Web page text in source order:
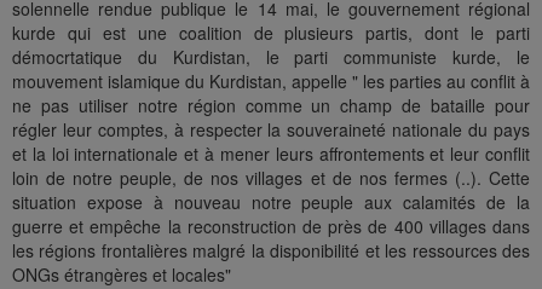
solennelle rendue publique le 14 mai, le gouvernement régional
kurde qui est une coalition de plusieurs partis, dont le parti
démocrtatique du Kurdistan, le parti communiste kurde, le
mouvement islamique du Kurdistan, appelle " les parties au conflit à
ne pas utiliser notre région comme un champ de bataille pour
régler leur comptes, à respecter la souveraineté nationale du pays
et la loi internationale et à mener leurs affrontements et leur conflit
loin de notre peuple, de nos villages et de nos fermes (..). Cette
situation expose à nouveau notre peuple aux calamités de la
guerre et empêche la reconstruction de près de 400 villages dans
les régions frontalières malgré la disponibilité et les ressources des
ONGs étrangères et locales"